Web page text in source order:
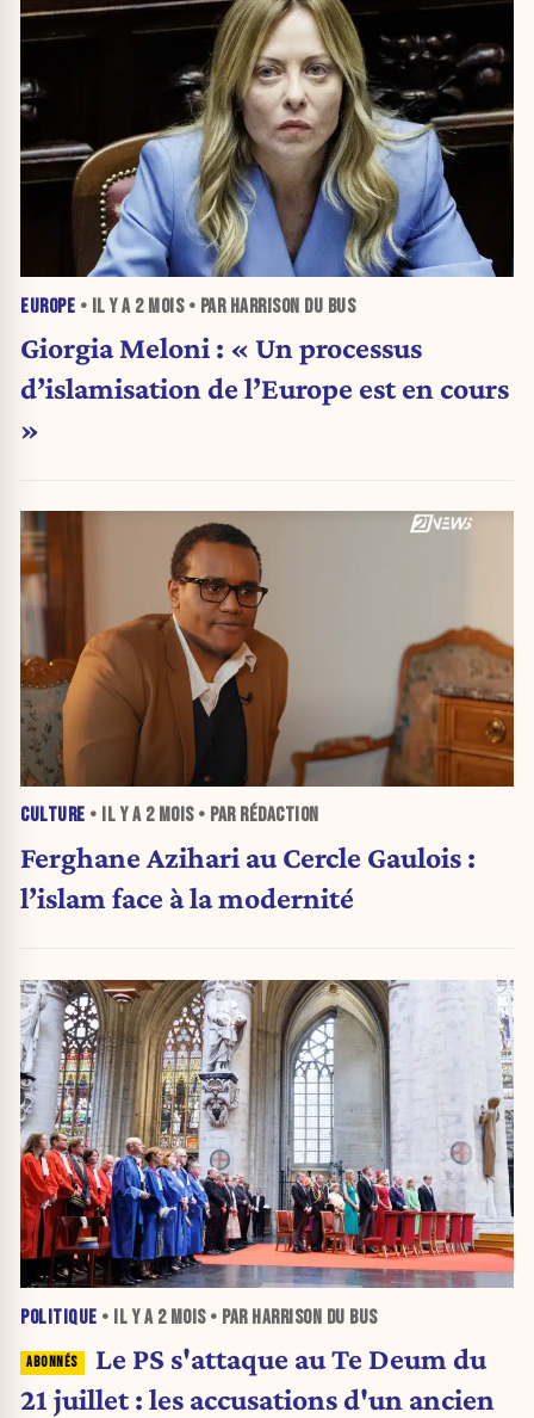
EUROPE • IL Y A 2 MOIS• PAR HARRISON DU BUS
Giorgia Meloni : « Un processus
d’islamisation de l’Europe est en cours
»
CULTURE • IL Y A 2 MOIS• PAR RÉDACTION
Ferghane Azihari au Cercle Gaulois :
l’islam face à la modernité
POLITIQUE • IL Y A 2 MOIS• PAR HARRISON DU BUS
Le PS s'attaque au Te Deum du
21 juillet : les accusations d'un ancien